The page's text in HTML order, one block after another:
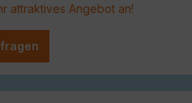
attraktives Angebot an!